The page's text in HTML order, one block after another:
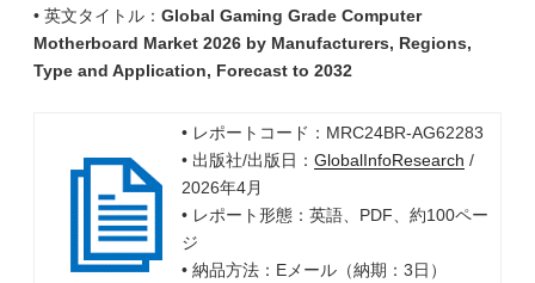
• 英文タイトル： Global Gaming Grade Computer
Motherboard Market 2026 by Manufacturers, Regions,
Type and Application, Forecast to 2032
• レポートコード：MRC24BR-AG62283
• 出版社/出版日： GlobalInfoResearch /
2026年4月
• レポート形態：英語、PDF、約100ペー
ジ
• 納品方法：Eメール（納期：3日）